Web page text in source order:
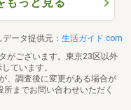
ータ提供元： 生活ガイド.com
がございます。東京23区以外
ています。
、調査後に変更がある場合が
までお問い合わせいただく